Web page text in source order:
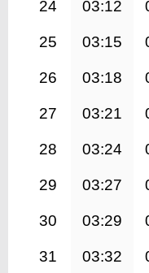
24 03:12
25 03:15
26 03:18
27 03:21
28 03:24
29 03:27
30 03:29
31 03:32